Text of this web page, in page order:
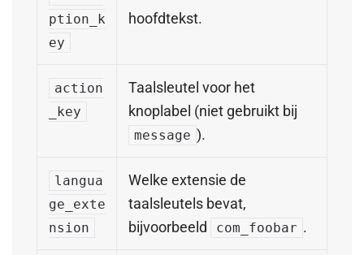
ption_k
ey
hoofdtekst.
action
_key
Taalsleutel voor het
knoplabel (niet gebruikt bij
message ).
langua
ge_exte
nsion
Welke extensie de
taalsleutels bevat,
bijvoorbeeld
com_foobar .